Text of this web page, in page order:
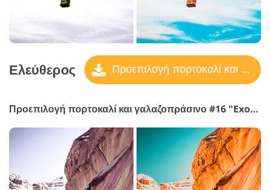
Ελεύθερος Προεπιλογή πορτοκαλί και γαλαζοπράσινο
Προεπιλογή πορτοκαλί και γαλαζοπράσινο #16 "Exotic"